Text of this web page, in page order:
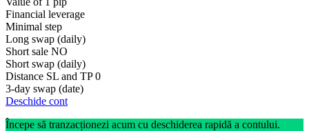
Financial leverage
Minimal step
Long swap (daily)
Short sale NO
Short swap (daily)
Distance SL and TP 0
3-day swap (date)
Deschide cont
Începe să tranzacționezi acum cu deschiderea rapidă a contului.